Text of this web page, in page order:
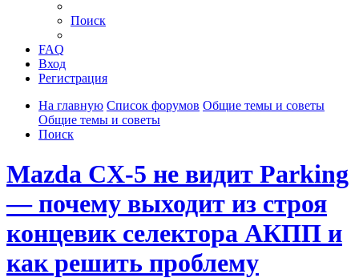
Поиск
FAQ
Вход
Регистрация
На главную Список форумов Общие темы и советы
Общие темы и советы
Поиск
Mazda CX-5 не видит Parking
— почему выходит из строя
концевик селектора АКПП и
как решить проблему